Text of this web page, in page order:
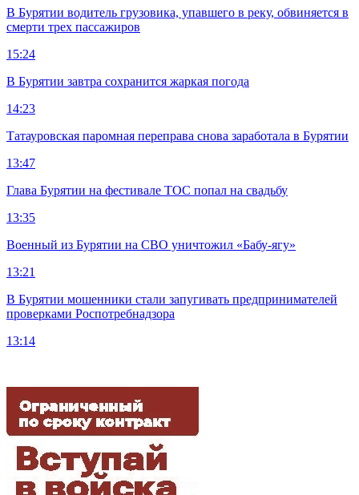
В Бурятии водитель грузовика, упавшего в реку, обвиняется в
смерти трех пассажиров
15:24
В Бурятии завтра сохранится жаркая погода
14:23
Татауровская паромная переправа снова заработала в Бурятии
13:47
Глава Бурятии на фестивале ТОС попал на свадьбу
13:35
Военный из Бурятии на СВО уничтожил «Бабу-ягу»
13:21
В Бурятии мошенники стали запугивать предпринимателей
проверками Роспотребнадзора
13:14